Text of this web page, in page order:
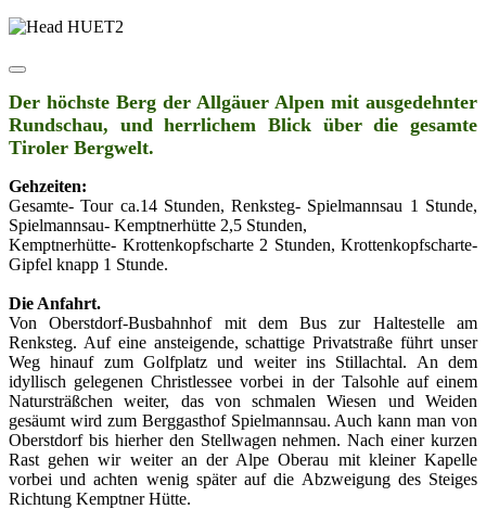
Der höchste Berg der Allgäuer Alpen mit ausgedehnter
Rundschau, und herrlichem Blick über die gesamte
Tiroler Bergwelt.
Gehzeiten:
Gesamte- Tour ca.14 Stunden, Renksteg- Spielmannsau 1 Stunde,
Spielmannsau- Kemptnerhütte 2,5 Stunden,
Kemptnerhütte- Krottenkopfscharte 2 Stunden, Krottenkopfscharte-
Gipfel knapp 1 Stunde.
Die Anfahrt.
Von Oberstdorf-Busbahnhof mit dem Bus zur Haltestelle am
Renksteg. Auf eine ansteigende, schattige Privatstraße führt unser
Weg hinauf zum Golfplatz und weiter ins Stillachtal. An dem
idyllisch gelegenen Christlessee vorbei in der Talsohle auf einem
Natursträßchen weiter, das von schmalen Wiesen und Weiden
gesäumt wird zum Berggasthof Spielmannsau. Auch kann man von
Oberstdorf bis hierher den Stellwagen nehmen. Nach einer kurzen
Rast gehen wir weiter an der Alpe Oberau mit kleiner Kapelle
vorbei und achten wenig später auf die Abzweigung des Steiges
Richtung Kemptner Hütte.